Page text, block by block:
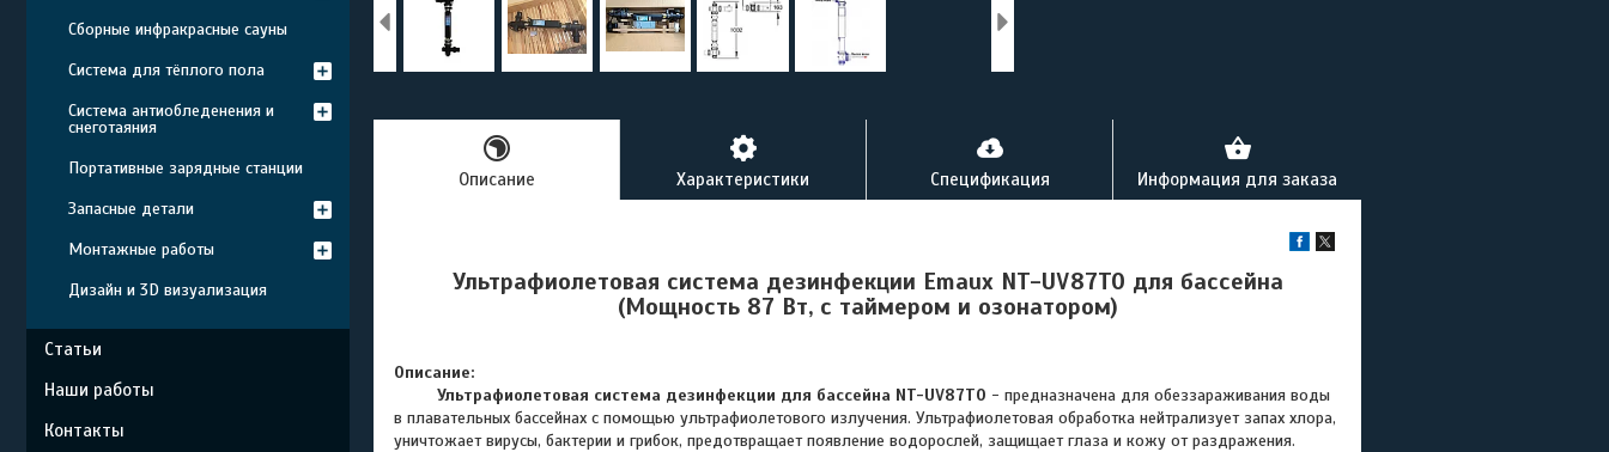
Описание Характеристики Спецификация Информация для заказа
Ультрафиолетовая система дезинфекции Emaux NT-UV87TO для бассейна
(Мощность 87 Вт, с таймером и озонатором)
Описание:
Ультрафиолетовая система дезинфекции для бассейна NT-UV87TO - предназначена для обеззараживания воды
в плавательных бассейнах с помощью ультрафиолетового излучения. Ультрафиолетовая обработка нейтрализует запах хлора,
уничтожает вирусы, бактерии и грибок, предотвращает появление водорослей, защищает глаза и кожу от раздражения.
Сборные инфракрасные сауны
Система для тёплого пола
Система антиобледенения и
снеготаяния
Портативные зарядные станции
Запасные детали
Монтажные работы
Дизайн и 3D визуализация
Статьи
Наши работы
Контакты